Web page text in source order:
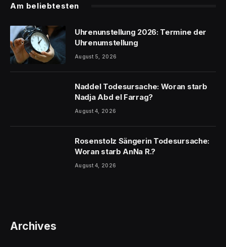
Am beliebtesten
Uhrenunstellung 2026: Termine der
Uhrenumstellung
August 5, 2026
Naddel Todesursache: Woran starb
Nadja Abd el Farrag?
August 4, 2026
Rosenstolz Sängerin Todesursache:
Woran starb AnNa R.?
August 4, 2026
Archives